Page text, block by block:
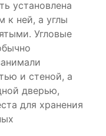
установлена
к ней, а углы
Угловые
и стеной, а
дверью,
для хранения